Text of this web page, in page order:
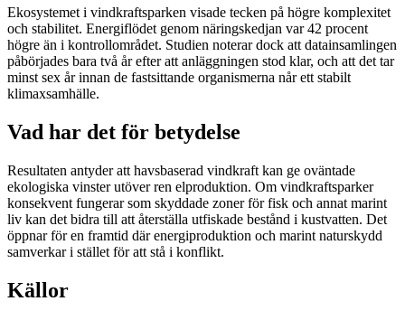
Ekosystemet i vindkraftsparken visade tecken på högre komplexitet
och stabilitet. Energiflödet genom näringskedjan var 42 procent
högre än i kontrollområdet. Studien noterar dock att datainsam­lingen
påbörjades bara två år efter att anläggningen stod klar, och att det tar
minst sex år innan de fastsittande organismerna når ett stabilt
klimaxsamhälle.
Vad har det för betydelse
Resultaten antyder att havsbaserad vindkraft kan ge oväntade
ekologiska vinster utöver ren elproduktion. Om vindkraftsparker
konsekvent fungerar som skyddade zoner för fisk och annat marint
liv kan det bidra till att återställa utfiskade bestånd i kustvatten. Det
öppnar för en framtid där energiproduktion och marint naturskydd
samverkar i stället för att stå i konflikt.
Källor